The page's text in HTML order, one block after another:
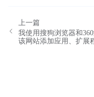
上一篇
我使用搜狗浏览器和
该网站添加应用、扩展